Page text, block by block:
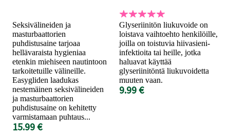
Seksivälineiden ja
masturbaattorien
puhdistusaine tarjoaa
hellävaraista hygieniaa
etenkin miehiseen nautintoon
tarkoitetuille välineille.
Easygliden laadukas
nestemäinen seksivälineiden
ja masturbaattorien
puhdistusaine on kehitetty
varmistamaan puhtaus...
15.99 €
Glyseriinitön liukuvoide on
loistava vaihtoehto henkilöille,
joilla on toistuvia hiivasieni-
infektioita tai heille, jotka
haluavat käyttää
glyseriinitöntä liukuvoidetta
muuten vaan.
9.99 €